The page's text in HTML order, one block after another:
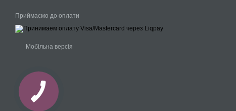
Приймаємо до оплати
Мобільна версія